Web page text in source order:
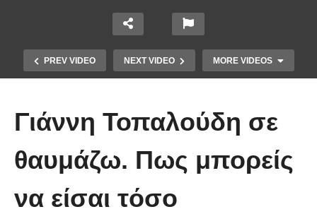
PREV VIDEO NEXT VIDEO MORE VIDEOS
πρώτη στιγμή και συγκίνησε το
Γιάννη Τοπαλούδη σε
θαυμάζω. Πως μπορείς
να είσαι τόσο